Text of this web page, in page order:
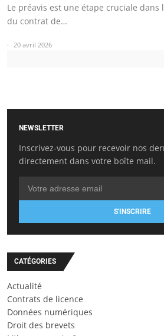
Le préavis est une étape cruciale
du contrat de…
20 avril 2026
NEWSLETTER
Inscrivez-vous pour recevoir nos
directement dans votre boîte mail.
S'INSCRIRE
CATÉGORIES
Actualité
Contrats de licence
Données numériques
Droit des brevets